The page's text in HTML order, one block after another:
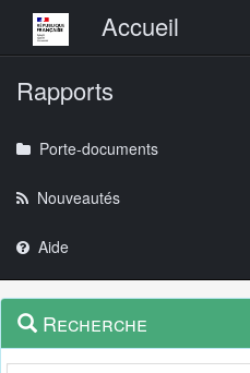
Menu principalAccueil
Rapports
Porte-documents
Nouveautés
Aide
Navigation
outils
Menu
contextuel
Recherche